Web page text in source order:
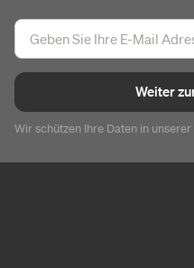
Weiter
Wir schützen Ihre Daten in unserer